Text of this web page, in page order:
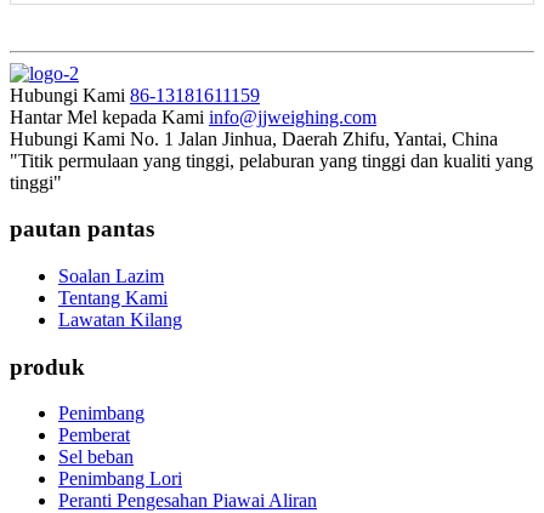
Hubungi Kami 86-13181611159
Hantar Mel kepada Kami info@jjweighing.com
Hubungi Kami No. 1 Jalan Jinhua, Daerah Zhifu, Yantai, China
"Titik permulaan yang tinggi, pelaburan yang tinggi dan kualiti yang
tinggi"
pautan pantas
Soalan Lazim
Tentang Kami
Lawatan Kilang
produk
Penimbang
Pemberat
Sel beban
Penimbang Lori
Peranti Pengesahan Piawai Aliran